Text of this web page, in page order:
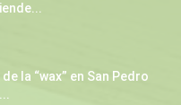
la “wax” en San Pedro